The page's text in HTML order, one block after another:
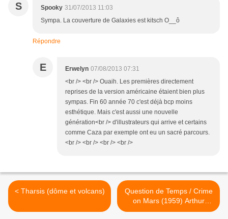
S Spooky 31/07/2013 11:03
Sympa. La couverture de Galaxies est kitsch O__ô
Répondre
E Erwelyn 07/08/2013 07:31
<br /> <br /> Ouaih. Les premières directement
reprises de la version américaine étaient bien plus
sympas. Fin 60 année 70 c'est déjà bcp moins
esthétique. Mais c'est aussi une nouvelle
génération<br /> d'illustrateurs qui arrive et certains
comme Caza par exemple ont eu un sacré parcours.
<br /> <br /> <br /> <br />
< Tharsis (dôme et volcans)
Question de Temps / Crime
on Mars (1959) Arthur
C.Clarke >